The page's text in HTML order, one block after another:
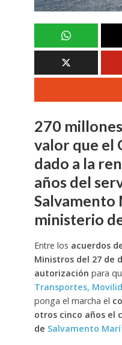
270
valor que el
dado a la
años del
ministerio
Entre los acuerdos
Ministros del 27 de
autorización para
Transportes,
ponga el marcha el
otros cinco años el
de Salvamento